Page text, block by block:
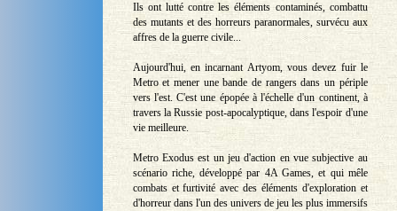
Ils ont lutté contre les éléments contaminés, combattu
des mutants et des horreurs paranormales, survécu aux
affres de la guerre civile...
Aujourd'hui, en incarnant Artyom, vous devez fuir le
Metro et mener une bande de rangers dans un périple
vers l'est. C'est une épopée à l'échelle d'un continent, à
travers la Russie post-apocalyptique, dans l'espoir d'une
vie meilleure.
Metro Exodus est un jeu d'action en vue subjective au
scénario riche, développé par 4A Games, et qui mêle
combats et furtivité avec des éléments d'exploration et
d'horreur dans l'un des univers de jeu les plus immersifs